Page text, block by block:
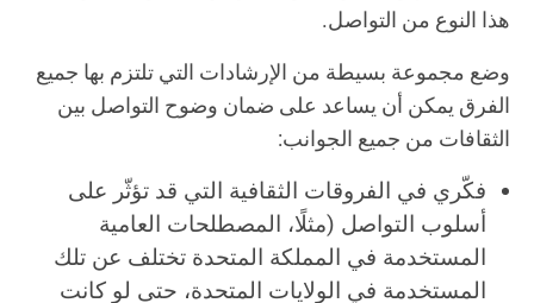
هذا النوع من التواصل.
وضع مجموعة بسيطة من الإرشادات التي تلتزم بها جميع
الفرق يمكن أن يساعد على ضمان وضوح التواصل بين
الثقافات من جميع الجوانب:
فكّري في الفروقات الثقافية التي قد تؤثّر على
أسلوب التواصل (مثلًا، المصطلحات العامية
المستخدمة في المملكة المتحدة تختلف عن تلك
المستخدمة في الولايات المتحدة، حتى لو كانت